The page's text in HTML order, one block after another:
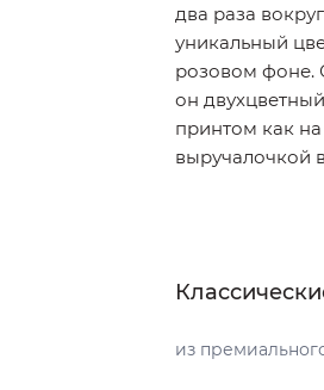
два раза
уникальный
розовом фоне.
он
принтом как
выручалочкой
из